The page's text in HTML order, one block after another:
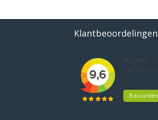
Klantbeoordelingen